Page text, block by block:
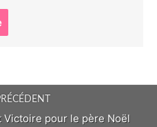
o
m
m
pour le père Noël